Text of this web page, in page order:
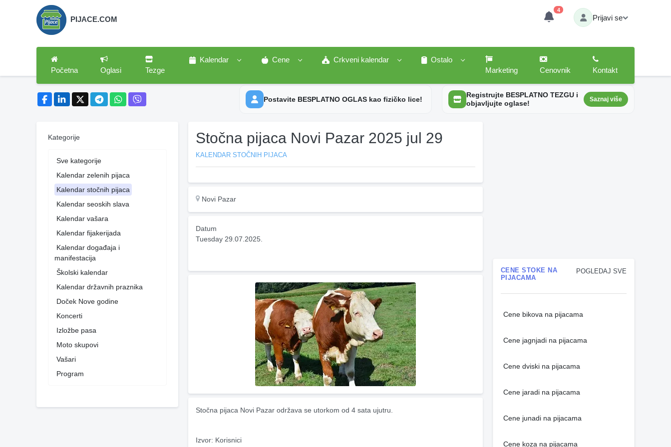
PIJACE.COM
4
Prijavi se
Početna Oglasi Tezge
Kalendar Cene Crkveni kalendar
Ostalo
Marketing
Cenovnik Kontakt
Postavite BESPLATNO OGLAS kao fizičko lice!
Registrujte BESPLATNO TEZGU i
objavljujte oglase!
Saznaj više
Kategorije
Sve kategorije
Kalendar zelenih pijaca
Kalendar stočnih pijaca
Kalendar seoskih slava
Kalendar vašara
Kalendar fijakerijada
Kalendar događaja i
manifestacija
Školski kalendar
Kalendar državnih praznika
Doček Nove godine
Koncerti
Izložbe pasa
Moto skupovi
Vašari
Program
Stočna pijaca Novi Pazar 2025 jul 29
KALENDAR STOČNIH PIJACA
Novi Pazar
Datum
Tuesday 29.07.2025.
Stočna pijaca Novi Pazar održava se utorkom od 4 sata ujutru.
Izvor: Korisnici
POGLEDAJ SVE
CENE STOKE NA
PIJACAMA
Cene bikova na pijacama
Cene jagnjadi na pijacama
Cene dviski na pijacama
Cene jaradi na pijacama
Cene junadi na pijacama
Cene koza na pijacama